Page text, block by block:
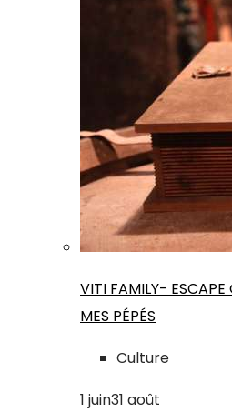
VITI FAMILY- ESCAPE
MES PÉPÉS
Culture
1 juin31 août